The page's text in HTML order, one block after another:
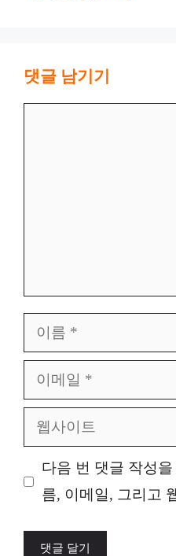
댓글 남기기
름
메
일
사
이 다음 번 댓글 작성을
름, 이메일, 그리고